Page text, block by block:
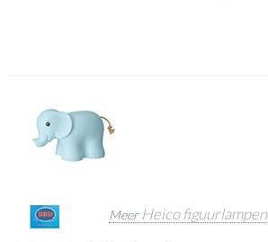
Meer Heico figuurlampen